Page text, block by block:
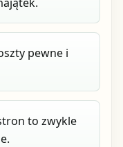
pewne i
to zwykle